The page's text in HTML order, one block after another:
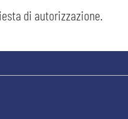
di autorizzazione.